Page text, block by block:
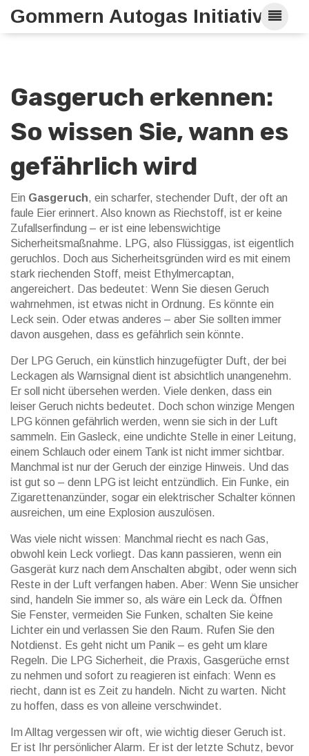
Gommern Autogas Initiative
Gasgeruch erkennen:
So wissen Sie, wann es
gefährlich wird
Ein Gasgeruch, ein scharfer, stechender Duft, der oft an
faule Eier erinnert. Also known as Riechstoff, ist er keine
Zufallserfindung – er ist eine lebenswichtige
Sicherheitsmaßnahme.
LPG, also Flüssiggas, ist eigentlich
geruchlos. Doch aus Sicherheitsgründen wird es mit einem
stark riechenden Stoff, meist Ethylmercaptan,
angereichert. Das bedeutet: Wenn Sie diesen Geruch
wahrnehmen, ist etwas nicht in Ordnung. Es könnte ein
Leck sein. Oder etwas anderes – aber Sie sollten immer
davon ausgehen, dass es gefährlich sein könnte.
Der LPG Geruch, ein künstlich hinzugefügter Duft, der bei
Leckagen als Warnsignal dient ist absichtlich unangenehm.
Er soll nicht übersehen werden. Viele denken, dass ein
leiser Geruch nichts bedeutet. Doch schon winzige Mengen
LPG können gefährlich werden, wenn sie sich in der Luft
sammeln. Ein Gasleck, eine undichte Stelle in einer Leitung,
einem Schlauch oder einem Tank ist nicht immer sichtbar.
Manchmal ist nur der Geruch der einzige Hinweis. Und das
ist gut so – denn LPG ist leicht entzündlich. Ein Funke, ein
Zigarettenanzünder, sogar ein elektrischer Schalter können
ausreichen, um eine Explosion auszulösen.
Was viele nicht wissen: Manchmal riecht es nach Gas,
obwohl kein Leck vorliegt. Das kann passieren, wenn ein
Gasgerät kurz nach dem Anschalten abgibt, oder wenn sich
Reste in der Luft verfangen haben. Aber: Wenn Sie unsicher
sind, handeln Sie immer so, als wäre ein Leck da. Öffnen
Sie Fenster, vermeiden Sie Funken, schalten Sie keine
Lichter ein und verlassen Sie den Raum. Rufen Sie den
Notdienst. Es geht nicht um Panik – es geht um klare
Regeln. Die
LPG Sicherheit, die Praxis, Gasgerüche ernst
zu nehmen und sofort zu reagieren ist einfach: Wenn es
riecht, dann ist es Zeit zu handeln. Nicht zu warten. Nicht
zu hoffen, dass es von alleine verschwindet.
Im Alltag vergessen wir oft, wie wichtig dieser Geruch ist.
Er ist Ihr persönlicher Alarm. Er ist der letzte Schutz, bevor